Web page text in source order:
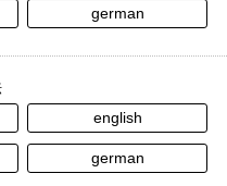
german
english
german